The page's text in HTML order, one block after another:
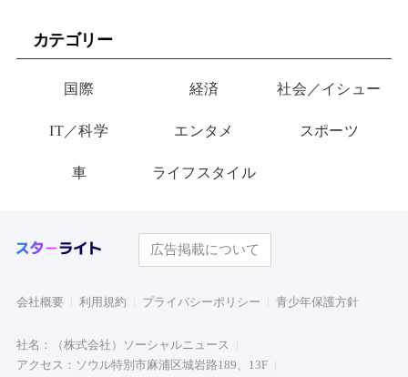
カテゴリー
国際 経済 社会／イシュー
IT／科学 エンタメ スポーツ
車 ライフスタイル
広告掲載について
会社概要 利用規約 プライバシーポリシー 青少年保護方針
社名：（株式会社）ソーシャルニュース
アクセス：ソウル特別市麻浦区城岩路189、13F